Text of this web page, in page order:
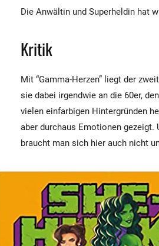
Die Anwältin und Superheldin hat
Kritik
Mit “Gamma-Herzen” liegt der
sie dabei irgendwie an die 60er,
vielen einfarbigen Hintergründen
aber durchaus Emotionen gezeigt.
braucht man sich hier auch nicht